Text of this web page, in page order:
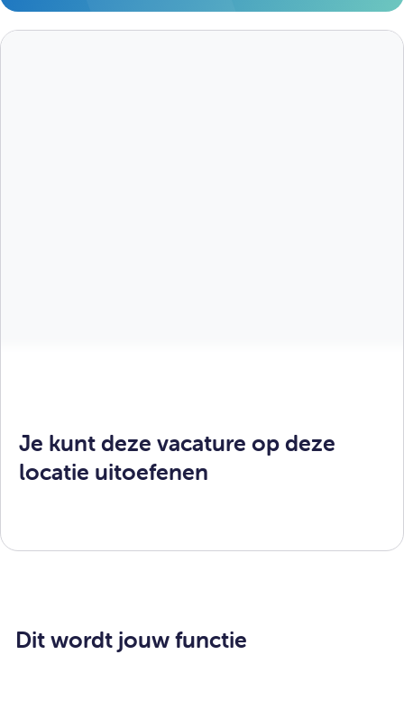
Je kunt deze vacature op deze
locatie uitoefenen
Dit wordt jouw functie